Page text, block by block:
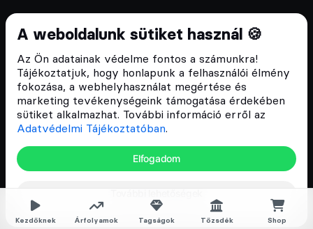
Kezdőknek Árfolyamok Tagságok Tőzsdék Shop
A weboldalunk sütiket használ 🍪
Az Ön adatainak védelme fontos a számunkra!
Tájékoztatjuk, hogy honlapunk a felhasználói élmény
fokozása, a webhelyhasználat megértése és
marketing tevékenységeink támogatása érdekében
sütiket alkalmazhat. További információ erről az
Adatvédelmi Tájékoztatóban.
Elfogadom
Cryptofalka 2018 óta
Szívünkön viseljük a blokklánc technológia
népszerűsítését Magyarországon, ezért 2018 óta a
Cryptofalka célja, hogy biztosítsa a hazai közösség
és vállalatok digitális oktatását és fejlődését.
Oldalak
Árfolyamok
Rólunk